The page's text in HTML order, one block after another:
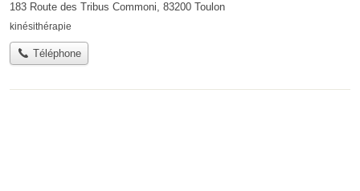
183 Route des Tribus Commoni, 83200 Toulon
kinésithérapie
Téléphone